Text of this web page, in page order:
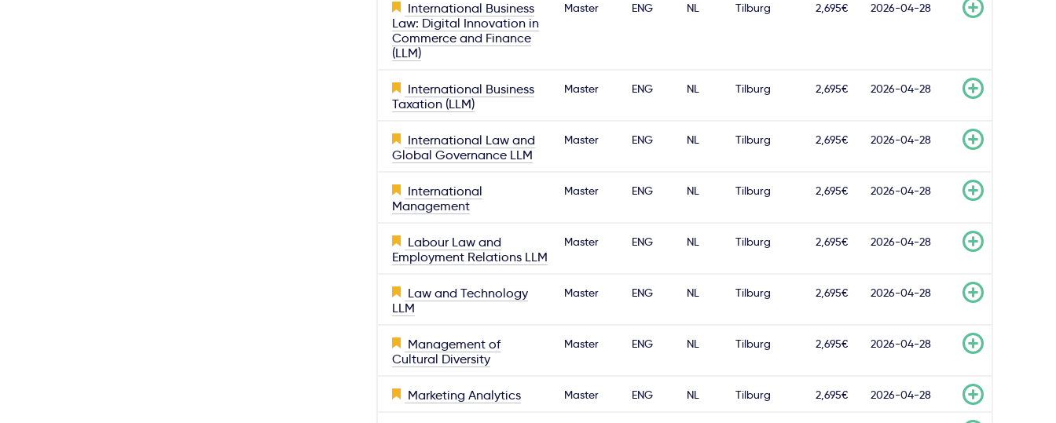
International Business
Law: Digital Innovation in
Commerce and Finance
(LLM)
Master ENG NL Tilburg 2,695€ 2026-04-28
International Business
Taxation (LLM)
Master ENG NL Tilburg 2,695€ 2026-04-28
International Law and
Global Governance LLM
Master ENG NL Tilburg 2,695€ 2026-04-28
International
Management
Master ENG NL Tilburg 2,695€ 2026-04-28
Labour Law and
Employment Relations LLM
Master ENG NL Tilburg 2,695€ 2026-04-28
Law and Technology
LLM
Master ENG NL Tilburg 2,695€ 2026-04-28
Management of
Cultural Diversity
Master ENG NL Tilburg 2,695€ 2026-04-28
Marketing Analytics Master ENG NL Tilburg 2,695€ 2026-04-28